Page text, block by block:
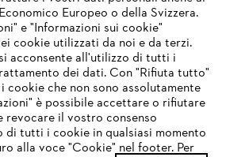
legale Cookies
den wir noch nicht unterstützen. Für
unserer Seite empfehlen wir Ihnen, zu
zu wechseln:
Europeo o della Svizzera.
e "Informazioni sui cookie"
cookie utilizzati da noi e da terzi.
acconsente all'utilizzo di tutti i
dei dati. Con "Rifiuta tutto"
che non sono assolutamente
è possibile accettare o rifiutare
revocare il vostro consenso
tutti i cookie in qualsiasi momento
alla voce "Cookie" nel footer. Per